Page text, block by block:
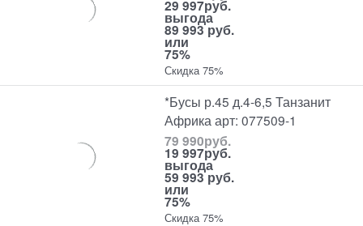
29 997руб.
выгода
89 993 руб.
или
75%
Скидка 75%
*Бусы р.45 д.4-6,5 Танзанит
Африка арт: 077509-1
79 990руб.
19 997руб.
выгода
59 993 руб.
или
75%
Скидка 75%